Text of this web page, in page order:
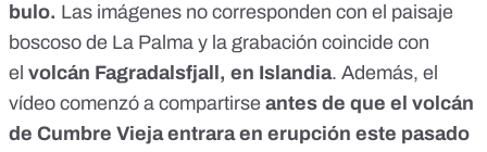
bulo. Las imágenes no corresponden con el paisaje
boscoso de La Palma y la grabación coincide con
el volcán Fagradalsfjall, en Islandia. Además, el
vídeo comenzó a compartirse antes de que el volcán
de Cumbre Vieja entrara en erupción este pasado